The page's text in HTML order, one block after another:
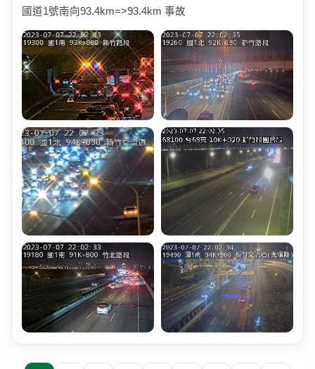
國道1號南向93.4km=>93.4km 事故